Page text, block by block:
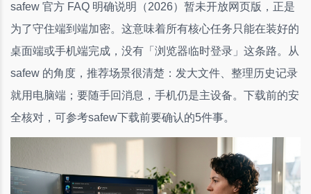
safew 官方 FAQ 明确说明（2026）暂未开放网页版，正是
为了守住端到端加密。这意味着所有核心任务只能在装好的
桌面端或手机端完成，没有「浏览器临时登录」这条路。从
safew 的角度，推荐场景很清楚：发大文件、整理历史记录
就用电脑端；要随手回消息，手机仍是主设备。下载前的安
全核对，可参考safew下载前要确认的5件事。